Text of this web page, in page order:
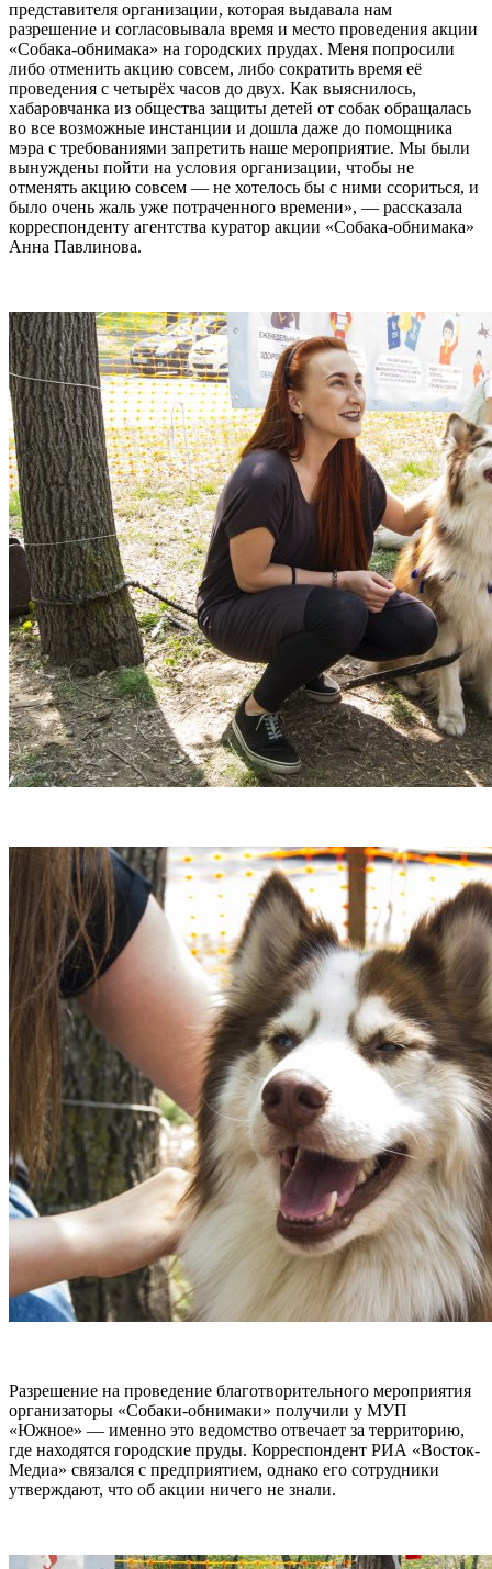
представителя организации, которая выдавала нам
разрешение и согласовывала время и место проведения акции
«Собака-обнимака» на городских прудах. Меня попросили
либо отменить акцию совсем, либо сократить время её
проведения с четырёх часов до двух. Как выяснилось,
хабаровчанка из общества защиты детей от собак обращалась
во все возможные инстанции и дошла даже до помощника
мэра с требованиями запретить наше мероприятие. Мы были
вынуждены пойти на условия организации, чтобы не
отменять акцию совсем — не хотелось бы с ними ссориться, и
было очень жаль уже потраченного времени», — рассказала
корреспонденту агентства куратор акции «Собака-обнимака»
Анна Павлинова.
Разрешение на проведение благотворительного мероприятия
организаторы «Собаки-обнимаки» получили у МУП
«Южное» — именно это ведомство отвечает за территорию,
где находятся городские пруды. Корреспондент РИА «Восток-
Медиа» связался с предприятием, однако его сотрудники
утверждают, что об акции ничего не знали.